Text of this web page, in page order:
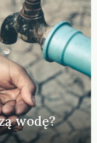
wodę?